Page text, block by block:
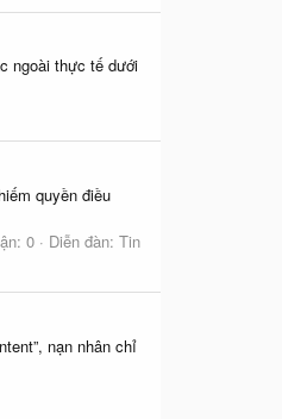
ngoài thực tế dưới
quyền điều
0 Diễn đàn: Tin
nạn nhân chỉ